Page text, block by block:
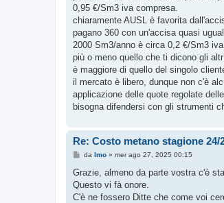
g
i
o
0,95 €/Sm3 iva compresa.
chiaramente AUSL è favorita
pagano 360 con un'accisa quasi
2000 Sm3/anno è circa 0,2 €/Sm3
più o meno quello che ti dicono gli
è maggiore di quello del singolo
il mercato è libero, dunque non c'è
applicazione delle quote regolate
bisogna difendersi con gli strumenti
Re: Costo metano stagione 24/
M
s
a
g
da Imo» mer ago 27, 2025 00:15
Grazie, almeno da parte vostra c'è
Questo vi fà onore.
C'è ne fossero Ditte che come voi